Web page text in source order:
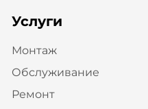
Услуги
Монтаж
Обслуживание
Ремонт